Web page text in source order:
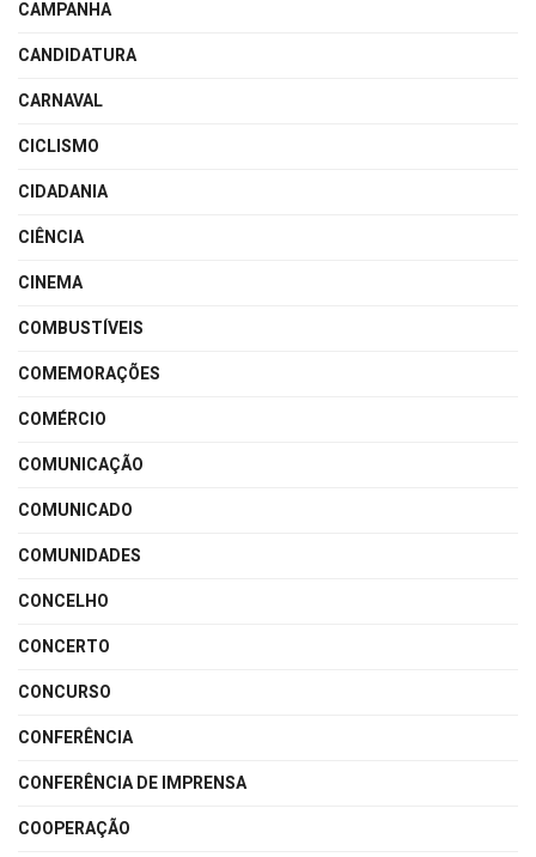
CAMPANHA
CANDIDATURA
CARNAVAL
CICLISMO
CIDADANIA
CIÊNCIA
CINEMA
COMBUSTÍVEIS
COMEMORAÇÕES
COMÉRCIO
COMUNICAÇÃO
COMUNICADO
COMUNIDADES
CONCELHO
CONCERTO
CONCURSO
CONFERÊNCIA
CONFERÊNCIA DE IMPRENSA
COOPERAÇÃO